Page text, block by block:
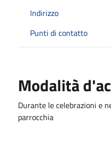
Indirizzo
Punti di contatto
Modalità
Durante le celebrazioni e
parrocchia